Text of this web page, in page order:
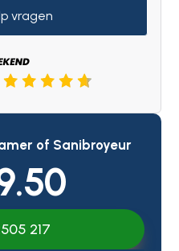
vragen
of Sanibroyeur
217